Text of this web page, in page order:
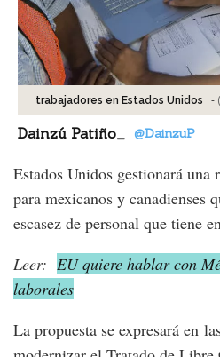
trabajadores en Estados Unidos -
Dainzú Patiño_ @DainzuP
Estados Unidos gestionará una
para mexicanos y canadienses
escasez de personal que tiene
Leer: EU quiere hablar con
laborales
La propuesta se expresará en